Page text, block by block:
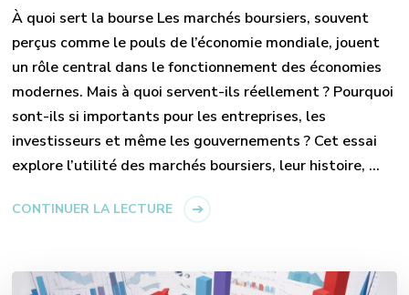
À quoi sert la bourse Les marchés boursiers, souvent
perçus comme le pouls de l’économie mondiale, jouent
un rôle central dans le fonctionnement des économies
modernes. Mais à quoi servent-ils réellement ? Pourquoi
sont-ils si importants pour les entreprises, les
investisseurs et même les gouvernements ? Cet essai
explore l’utilité des marchés boursiers, leur histoire, …
CONTINUER LA LECTURE